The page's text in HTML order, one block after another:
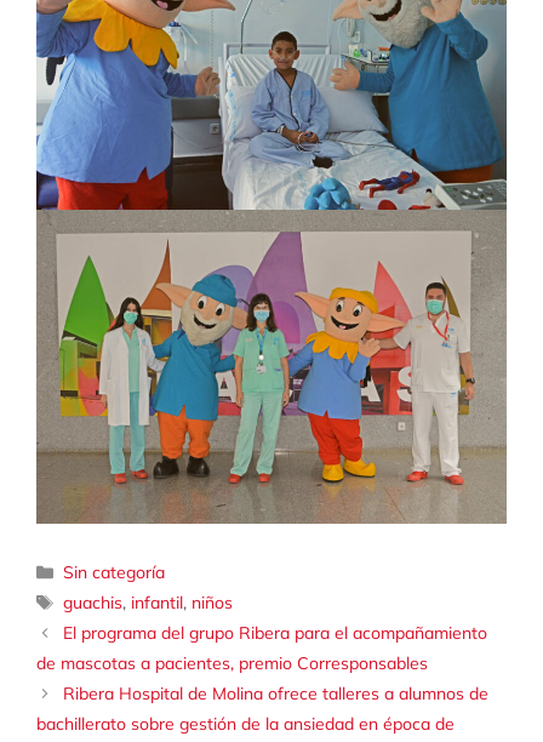
Categorías
Sin categoría
Etiquetas
guachis, infantil, niños
El programa del grupo Ribera para el acompañamiento
de mascotas a pacientes, premio Corresponsables
Ribera Hospital de Molina ofrece talleres a alumnos de
bachillerato sobre gestión de la ansiedad en época de